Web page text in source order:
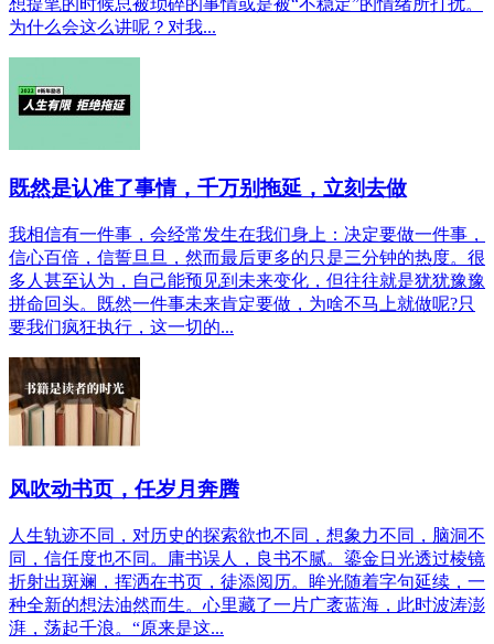
为什么会这么讲呢？对我...
既然是认准了事情，千万别拖延，立刻去做
我相信有一件事，会经常发生在我们身上：决定要做一件事，
信心百倍，信誓旦旦，然而最后更多的只是三分钟的热度。很
多人甚至认为，自己能预见到未来变化，但往往就是犹犹豫豫
拼命回头。既然一件事未来肯定要做，为啥不马上就做呢?只
要我们疯狂执行，这一切的...
风吹动书页，任岁月奔腾
人生轨迹不同，对历史的探索欲也不同，想象力不同，脑洞不
同，信任度也不同。庸书误人，良书不腻。鎏金日光透过棱镜
折射出斑斓，挥洒在书页，徒添阅历。眸光随着字句延续，一
种全新的想法油然而生。心里藏了一片广袤蓝海，此时波涛澎
湃，荡起千浪。“原来是这...